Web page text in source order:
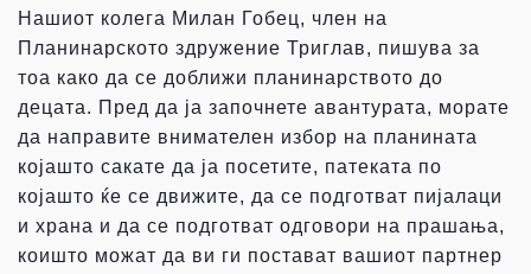
Нашиот колега Милан Гобец, член на
Планинарското здружение Триглав, пишува за
тоа како да се доближи планинарството до
децата. Пред да ја започнете авантурата, морате
да направите внимателен избор на планината
којашто сакате да ја посетите, патеката по
којашто ќе се движите, да се подготват пијалаци
и храна и да се подготват одговори на прашања,
коишто можат да ви ги постават вашиот партнер